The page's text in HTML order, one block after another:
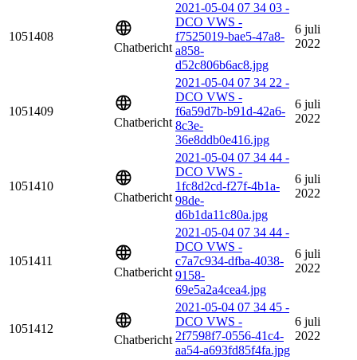
1051408
Chatbericht
2021-05-04 07 34 03 -
DCO VWS -
f7525019-bae5-47a8-
a858-
d52c806b6ac8.jpg
6 juli
2022
1051409
Chatbericht
2021-05-04 07 34 22 -
DCO VWS -
f6a59d7b-b91d-42a6-
8c3e-
36e8ddb0e416.jpg
6 juli
2022
1051410
Chatbericht
2021-05-04 07 34 44 -
DCO VWS -
1fc8d2cd-f27f-4b1a-
98de-
d6b1da11c80a.jpg
6 juli
2022
1051411
Chatbericht
2021-05-04 07 34 44 -
DCO VWS -
c7a7c934-dfba-4038-
9158-
69e5a2a4cea4.jpg
6 juli
2022
1051412
Chatbericht
2021-05-04 07 34 45 -
DCO VWS -
2f7598f7-0556-41c4-
aa54-a693fd85f4fa.jpg
6 juli
2022